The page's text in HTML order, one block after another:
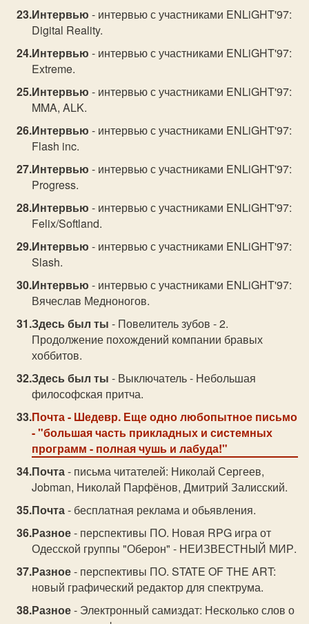
Интервью - интервью с участниками ENLiGHT'97:
Digital Reality.
Интервью - интервью с участниками ENLiGHT'97:
Extreme.
Интервью - интервью с участниками ENLiGHT'97:
MMA, ALK.
Интервью - интервью с участниками ENLiGHT'97:
Flash inc.
Интервью - интервью с участниками ENLiGHT'97:
Progress.
Интервью - интервью с участниками ENLiGHT'97:
Felix/Softland.
Интервью - интервью с участниками ENLiGHT'97:
Slash.
Интервью - интервью с участниками ENLiGHT'97:
Вячеслав Медноногов.
Здесь был ты - Повелитель зубов - 2.
Продолжение похождений компании бравых
хоббитов.
Здесь был ты - Выключатель - Небольшая
философская притча.
Почта- Шедевр. Еще одно любопытное письмо
- "большая часть прикладных и системных
программ - полная чушь и лабуда!"
Почта- письма читателей: Николай Сергеев,
Jobman, Николай Парфёнов, Дмитрий Залисский.
Почта- бесплатная реклама и обьявления.
Разное- перспективы ПО. Новая RPG игра от
Одесской группы "Оберон" - НЕИЗВЕСТНЫЙ МИР.
Разное- перспективы ПО. STATE OF THE ART:
новый графический редактор для спектрума.
Разное- Электронный самиздат: Несколько слов о